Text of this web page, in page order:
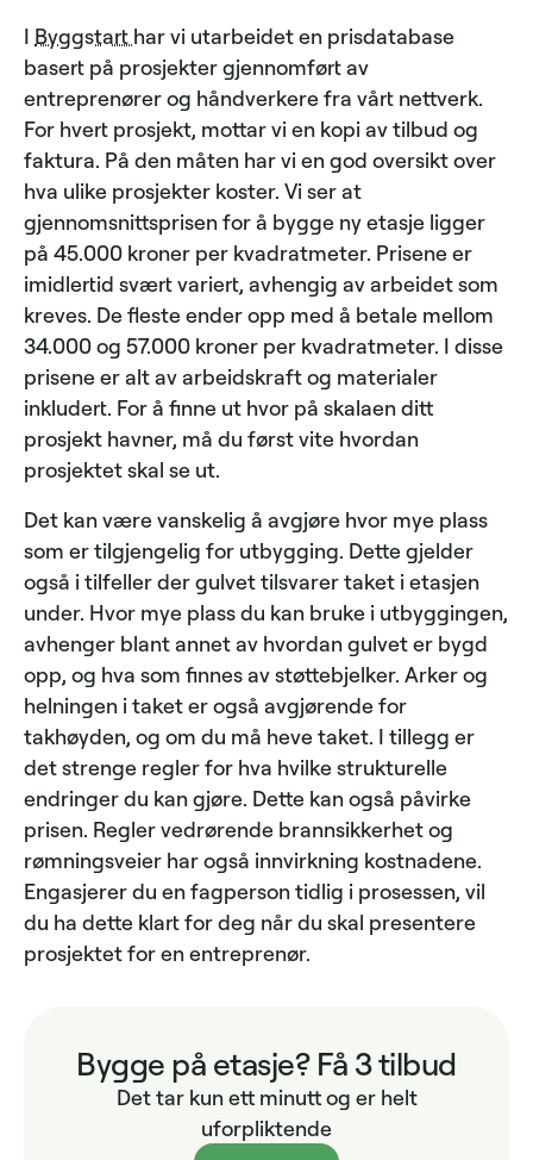
I Byggstart har vi utarbeidet en prisdatabase
basert på prosjekter gjennomført av
entreprenører og håndverkere fra vårt nettverk.
For hvert prosjekt, mottar vi en kopi av tilbud og
faktura. På den måten har vi en god oversikt over
hva ulike prosjekter koster. Vi ser at
gjennomsnittsprisen for å bygge ny etasje ligger
på 45.000 kroner per kvadratmeter. Prisene er
imidlertid svært variert, avhengig av arbeidet som
kreves. De fleste ender opp med å betale mellom
34.000 og 57.000 kroner per kvadratmeter. I disse
prisene er alt av arbeidskraft og materialer
inkludert. For å finne ut hvor på skalaen ditt
prosjekt havner, må du først vite hvordan
prosjektet skal se ut.
Det kan være vanskelig å avgjøre hvor mye plass
som er tilgjengelig for utbygging. Dette gjelder
også i tilfeller der gulvet tilsvarer taket i etasjen
under. Hvor mye plass du kan bruke i utbyggingen,
avhenger blant annet av hvordan gulvet er bygd
opp, og hva som finnes av støttebjelker. Arker og
helningen i taket er også avgjørende for
takhøyden, og om du må heve taket. I tillegg er
det strenge regler for hva hvilke strukturelle
endringer du kan gjøre. Dette kan også påvirke
prisen. Regler vedrørende brannsikkerhet og
rømningsveier har også innvirkning kostnadene.
Engasjerer du en fagperson tidlig i prosessen, vil
du ha dette klart for deg når du skal presentere
prosjektet for en entreprenør.
Bygge på etasje? Få 3 tilbud
Det tar kun ett minutt og er helt
uforpliktende